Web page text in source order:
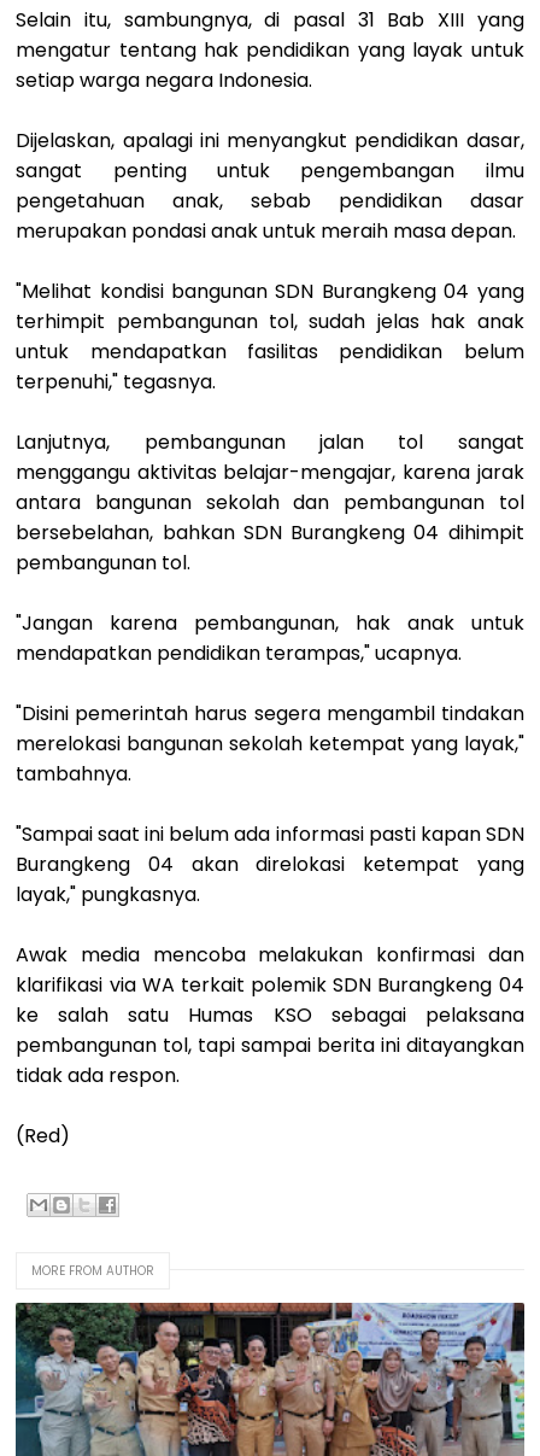
Selain itu, sambungnya, di pasal 31 Bab XIII yang
mengatur tentang hak pendidikan yang layak untuk
setiap warga negara Indonesia.
Dijelaskan, apalagi ini menyangkut pendidikan dasar,
sangat penting untuk pengembangan ilmu
pengetahuan anak, sebab pendidikan dasar
merupakan pondasi anak untuk meraih masa depan.
"Melihat kondisi bangunan SDN Burangkeng 04 yang
terhimpit pembangunan tol, sudah jelas hak anak
untuk mendapatkan fasilitas pendidikan belum
terpenuhi," tegasnya.
Lanjutnya, pembangunan jalan tol sangat
menggangu aktivitas belajar-mengajar, karena jarak
antara bangunan sekolah dan pembangunan tol
bersebelahan, bahkan SDN Burangkeng 04 dihimpit
pembangunan tol.
"Jangan karena pembangunan, hak anak untuk
mendapatkan pendidikan terampas," ucapnya.
"Disini pemerintah harus segera mengambil tindakan
merelokasi bangunan sekolah ketempat yang layak,"
tambahnya.
"Sampai saat ini belum ada informasi pasti kapan SDN
Burangkeng 04 akan direlokasi ketempat yang
layak," pungkasnya.
Awak media mencoba melakukan konfirmasi dan
klarifikasi via WA terkait polemik SDN Burangkeng 04
ke salah satu Humas KSO sebagai pelaksana
pembangunan tol, tapi sampai berita ini ditayangkan
tidak ada respon.
(Red)
MORE FROM AUTHOR